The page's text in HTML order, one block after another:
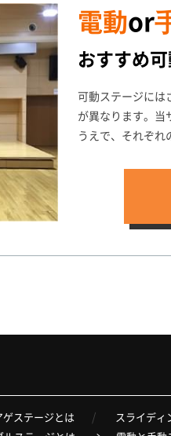
電動or
おすすめ
可動ステージには
が異なります。当
うえで、それぞれ
ゲステージとは スライディ